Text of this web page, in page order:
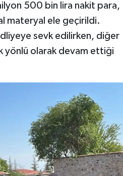
500 bin lira nakit para,
materyal ele geçirildi.
sevk edilirken, diğer
yönlü olarak devam ettiği